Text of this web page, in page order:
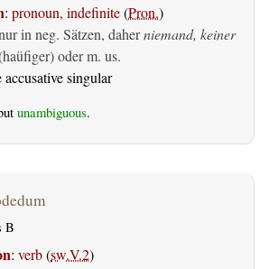
: pronoun, indefinite(Pron.)
in neg. Sätzen, daherniemand, keiner
oder m. us.
accusative singular
unambiguous.
B
: verb(sw.V.2)